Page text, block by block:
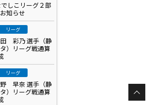
しこリーグ２部
知らせ
リーグ
田 彩乃 選手（静
）リーグ戦通算
リーグ
野 早奈 選手（静
）リーグ戦通算